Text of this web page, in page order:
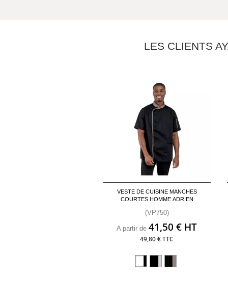
LES CLIENTS
VESTE DE CUISINE MANCHES
COURTES HOMME ADRIEN
(VP750)
A partir de41,50 € HT
49,80 € TTC